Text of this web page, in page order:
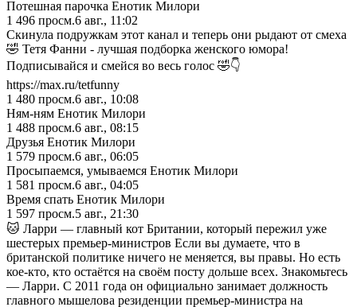
Потешная парочка Енотик Милори
1 496 просм.6 авг., 11:02
Скинула подружкам этот канал и теперь они рыдают от смеха
🤣 Тетя Фанни - лучшая подборка женского юмора!
Подписывайся и смейся во весь голос 🤣👇
https://max.ru/tetfunny
1 480 просм.6 авг., 10:08
Ням-ням Енотик Милори
1 488 просм.6 авг., 08:15
Друзья Енотик Милори
1 579 просм.6 авг., 06:05
Просыпаемся, умываемся Енотик Милори
1 581 просм.6 авг., 04:05
Время спать Енотик Милори
1 597 просм.5 авг., 21:30
🐱 Ларри — главный кот Британии, который пережил уже
шестерых премьер-министров Если вы думаете, что в
британской политике ничего не меняется, вы правы. Но есть
кое-кто, кто остаётся на своём посту дольше всех. Знакомьтесь
— Ларри. С 2011 года он официально занимает должность
главного мышелова резиденции премьер-министра на